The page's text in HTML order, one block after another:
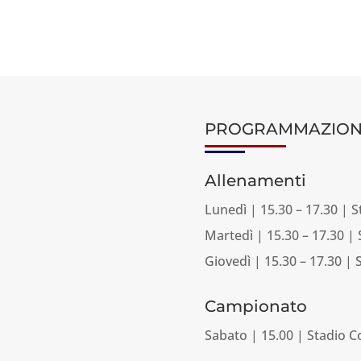
Allenamenti
Lunedì | 15.30 – 17.30 |
Martedì | 15.30 – 17.30 |
Giovedì | 15.30 – 17.30 |
Campionato
Sabato | 15.00 | Stadio